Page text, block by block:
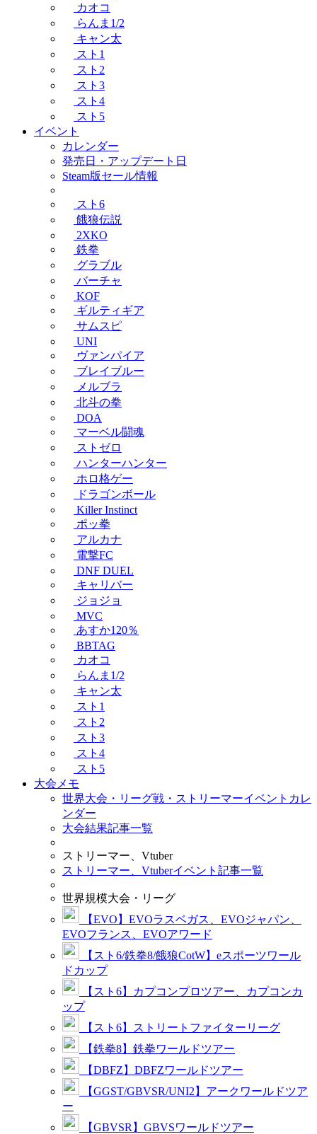
カオコ
らんま1/2
キャン太
スト1
スト2
スト3
スト4
スト5
イベント
カレンダー
発売日・アップデート日
Steam版セール情報
スト6
餓狼伝説
2XKO
鉄拳
グラブル
バーチャ
KOF
ギルティギア
サムスピ
UNI
ヴァンパイア
ブレイブルー
メルブラ
北斗の拳
DOA
マーベル闘魂
ストゼロ
ハンターハンター
ホロ格ゲー
ドラゴンボール
Killer Instinct
ポッ拳
アルカナ
電撃FC
DNF DUEL
キャリバー
ジョジョ
MVC
あすか120％
BBTAG
カオコ
らんま1/2
キャン太
スト1
スト2
スト3
スト4
スト5
大会メモ
世界大会・リーグ戦・ストリーマーイベントカレ
ンダー
大会結果記事一覧
ストリーマー、Vtuber
ストリーマー、Vtuberイベント記事一覧
世界規模大会・リーグ
【EVO】EVOラスベガス、EVOジャパン、
EVOフランス、EVOアワード
【スト6/鉄拳8/餓狼CotW】eスポーツワール
ドカップ
【スト6】カプコンプロツアー、カプコンカ
ップ
【スト6】ストリートファイターリーグ
【鉄拳8】鉄拳ワールドツアー
【DBFZ】DBFZワールドツアー
【GGST/GBVSR/UNI2】アークワールドツア
ー
【GBVSR】GBVSワールドツアー